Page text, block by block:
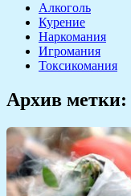
Алкоголь
Курение
Наркомания
Игромания
Токсикомания
Архив метки: